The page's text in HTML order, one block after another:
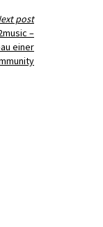
post
–
einer